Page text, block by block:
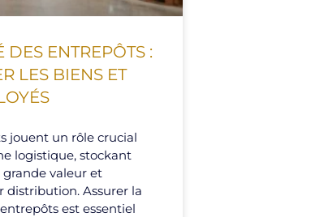
DES ENTREPÔTS :
LES BIENS ET
jouent un rôle crucial
logistique, stockant
grande valeur et
distribution. Assurer la
est essentiel